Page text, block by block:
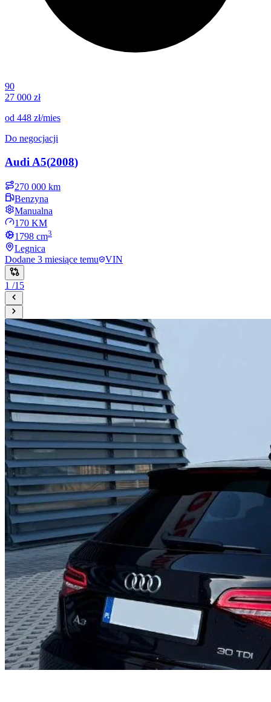
90
27 000 zł
od 448 zł/mies
Do negocjacji
Audi A5(2008)
270 000 km
Benzyna
Manualna
170 KM
1798 cm3
Legnica
Dodane 3 miesiące temu VIN
1 /15